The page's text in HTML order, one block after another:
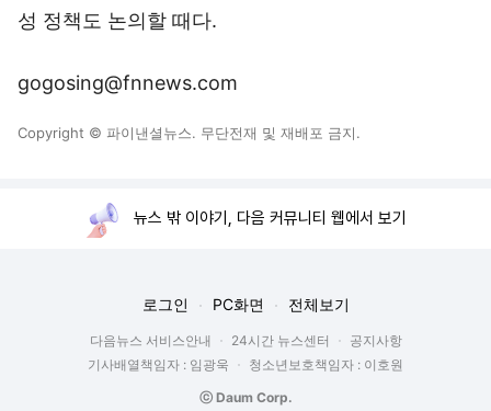
성 정책도 논의할 때다.
gogosing@fnnews.com
Copyright © 파이낸셜뉴스. 무단전재 및 재배포 금지.
뉴스 밖 이야기, 다음 커뮤니티 웹에서 보기
로그인 PC화면 전체보기
다음뉴스 서비스안내 24시간 뉴스센터
공지사항
기사배열책임자 : 임광욱
청소년보호책임자 : 이호원
ⓒ Daum Corp.